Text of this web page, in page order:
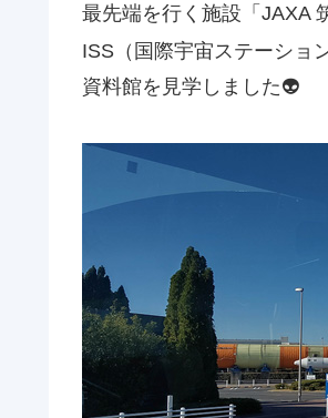
最先端を行く施設「JAXA
ISS（国際宇宙ステーショ
資料館を見学しました👽